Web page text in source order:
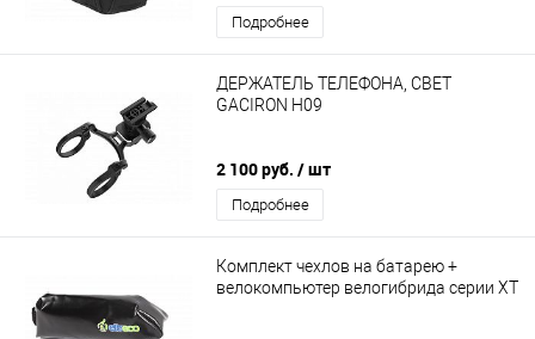
Подробнее
ДЕРЖАТЕЛЬ ТЕЛЕФОНА, СВЕТ
GACIRON H09
2 100 руб. / шт
Подробнее
Комплект чехлов на батарею +
велокомпьютер велогибрида серии ХТ